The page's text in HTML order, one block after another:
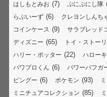
はしもとみお (7) ぷにぷにし隊
らぶいーず (6) クレヨンしんち
コインケース (9) サラブレッド
ディズニー (65) トイ・ストー
ハリー・ポッター (22) ハロー
パワプロくん (6) パワーパフガ
ピングー (6) ポケモン (93)
ミニチュアコレクション (85)